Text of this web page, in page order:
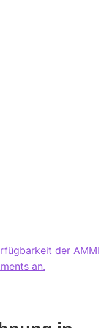
der AMMI
an.